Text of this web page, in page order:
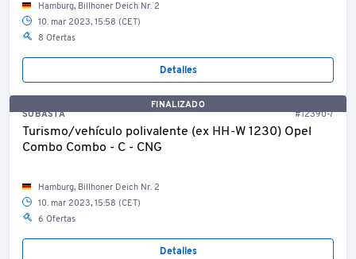
Hamburg, Billhoner Deich Nr. 2
10. mar 2023, 15:58 (CET)
8 Ofertas
Detalles
FINALIZADO
SUBASTA
#12390-7
Turismo/vehículo polivalente (ex HH-W 1230) Opel
Combo Combo - C - CNG
Hamburg, Billhoner Deich Nr. 2
10. mar 2023, 15:58 (CET)
6 Ofertas
Detalles